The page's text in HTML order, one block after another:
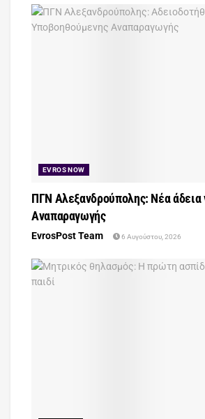
EVROS NOW
ΠΓΝ Αλεξανδρούπολης: Νέα άδεια
Αναπαραγωγής
EvrosPost Team 6 Αυγούστου, 2026